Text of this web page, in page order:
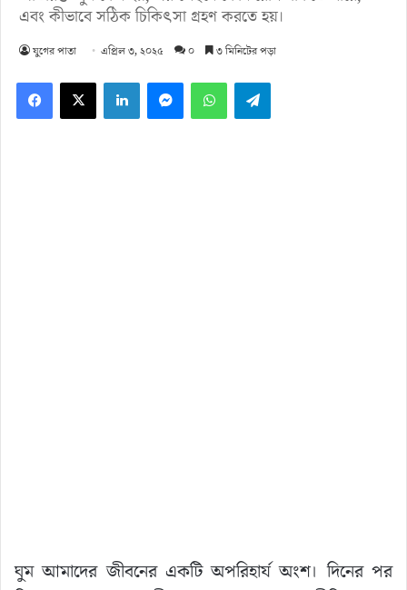
এবং কীভাবে সঠিক চিকিৎসা গ্রহণ করতে হয়।
যুগের পাতা এপ্রিল ৩, ২০২৫ ০ ৩ মিনিটের পড়া
Facebook
X LinkedInMessengerWhatsAppTelegram
ঘুম আমাদের জীবনের একটি অপরিহার্য অংশ। দিনের পর